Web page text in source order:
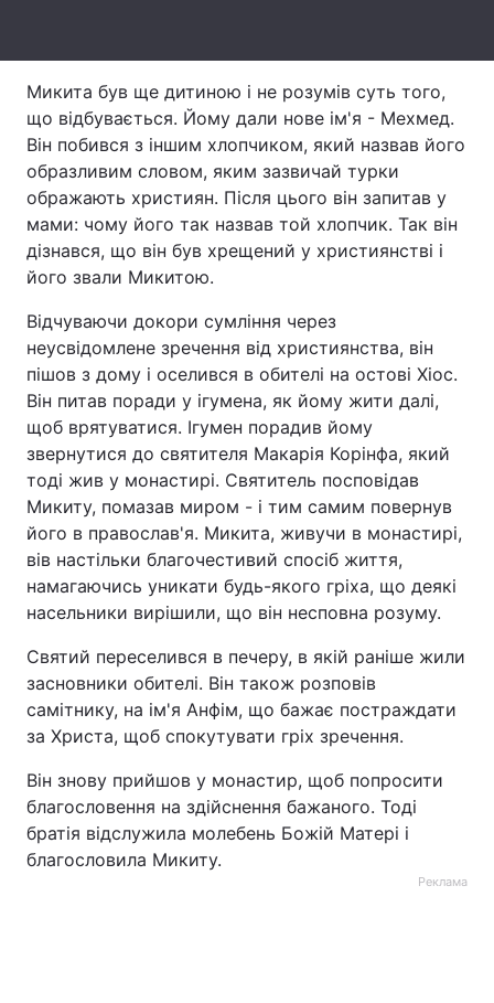
Здоров'я Туризм
Цікавинки Погода
Екологія Регіони
Лонгріди
Інтерв'ю Думки
Архів Вакансії
Контакти
Послуги
Тема оформлення
Микита був ще дитиною і не розумів суть того,
що відбувається. Йому дали нове ім'я - Мехмед.
Він побився з іншим хлопчиком, який назвав його
образливим словом, яким зазвичай турки
ображають християн. Після цього він запитав у
мами: чому його так назвав той хлопчик. Так він
дізнався, що він був хрещений у християнстві і
його звали Микитою.
Відчуваючи докори сумління через
неусвідомлене зречення від християнства, він
пішов з дому і оселився в обителі на остові Хіос.
Він питав поради у ігумена, як йому жити далі,
щоб врятуватися. Ігумен порадив йому
звернутися до святителя Макарія Корінфа, який
тоді жив у монастирі. Святитель посповідав
Микиту, помазав миром - і тим самим повернув
його в православ'я. Микита, живучи в монастирі,
вів настільки благочестивий спосіб життя,
намагаючись уникати будь-якого гріха, що деякі
насельники вирішили, що він несповна розуму.
Святий переселився в печеру, в якій раніше жили
засновники обителі. Він також розповів
самітнику, на ім'я Анфім, що бажає постраждати
за Христа, щоб спокутувати гріх зречення.
Він знову прийшов у монастир, щоб попросити
благословення на здійснення бажаного. Тоді
братія відслужила молебень Божій Матері і
благословила Микиту.
Реклама